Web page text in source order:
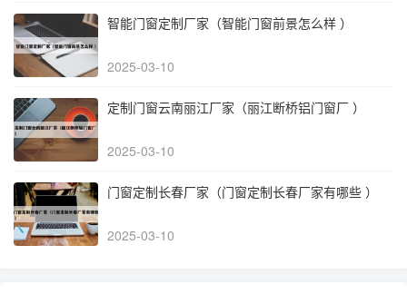
智能门窗定制厂家（智能门窗前景怎么样 ）
2025-03-10
定制门窗云南丽江厂家（丽江断桥铝门窗厂 ）
2025-03-10
门窗定制长春厂家（门窗定制长春厂家有哪些 ）
2025-03-10